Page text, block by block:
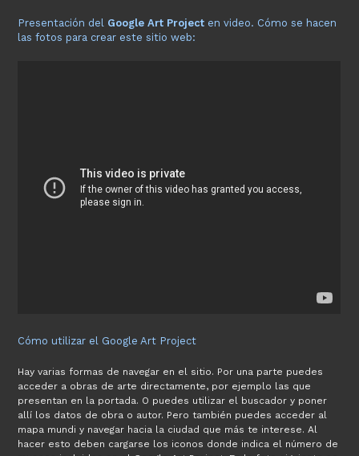
Presentación del Google Art Project en video. Cómo se hacen
las fotos para crear este sitio web:
Cómo utilizar el Google Art Project
Hay varias formas de navegar en el sitio. Por una parte puedes
acceder a obras de arte directamente, por ejemplo las que
presentan en la portada. O puedes utilizar el buscador y poner
allí los datos de obra o autor. Pero también puedes acceder al
mapa mundi y navegar hacia la ciudad que más te interese. Al
hacer esto deben cargarse los iconos donde indica el número de